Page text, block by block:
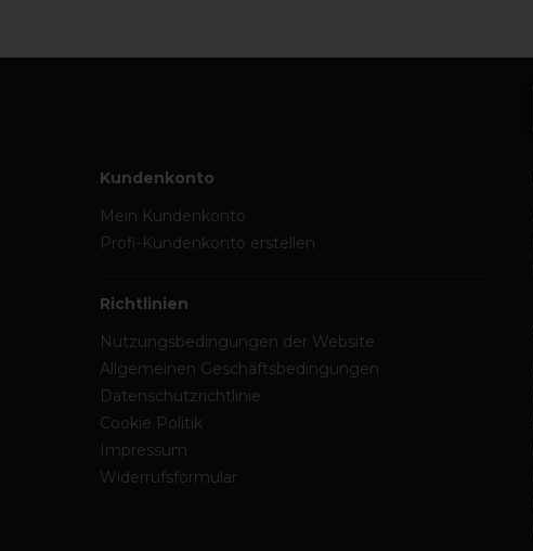
Kundenkonto
Mein Kundenkonto
Profi-Kundenkonto erstellen
Richtlinien
Nutzungsbedingungen der Website
Allgemeinen Geschäftsbedingungen
Datenschutzrichtlinie
Cookie Politik
Impressum
Widerrufsformular